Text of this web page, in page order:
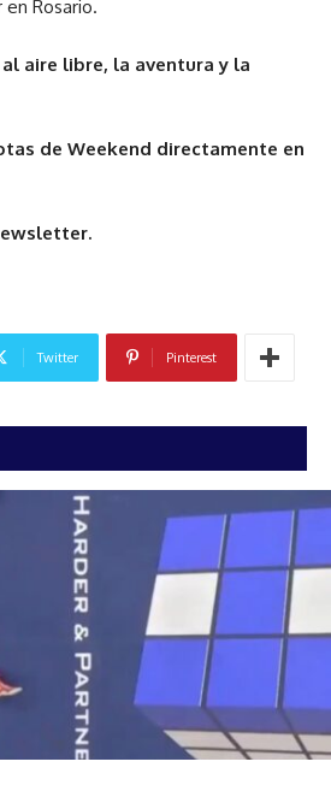
Rosario.
aire libre, la aventura y la
de Weekend directamente en
Twitter Pinterest